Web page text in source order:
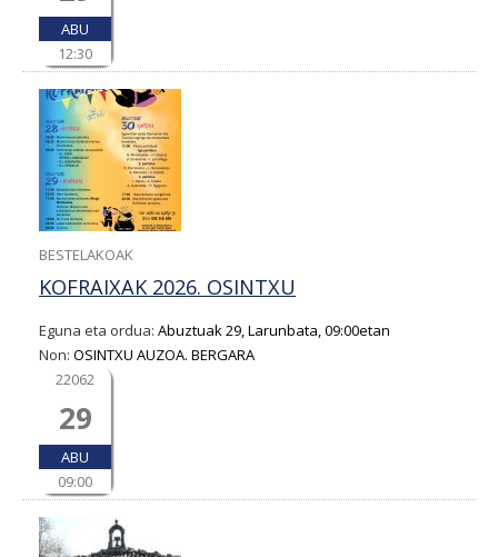
ABU
12:30
BESTELAKOAK
KOFRAIXAK 2026. OSINTXU
Eguna eta ordua: Abuztuak 29, Larunbata, 09:00etan
Non: OSINTXU AUZOA. BERGARA
22062
29
ABU
09:00